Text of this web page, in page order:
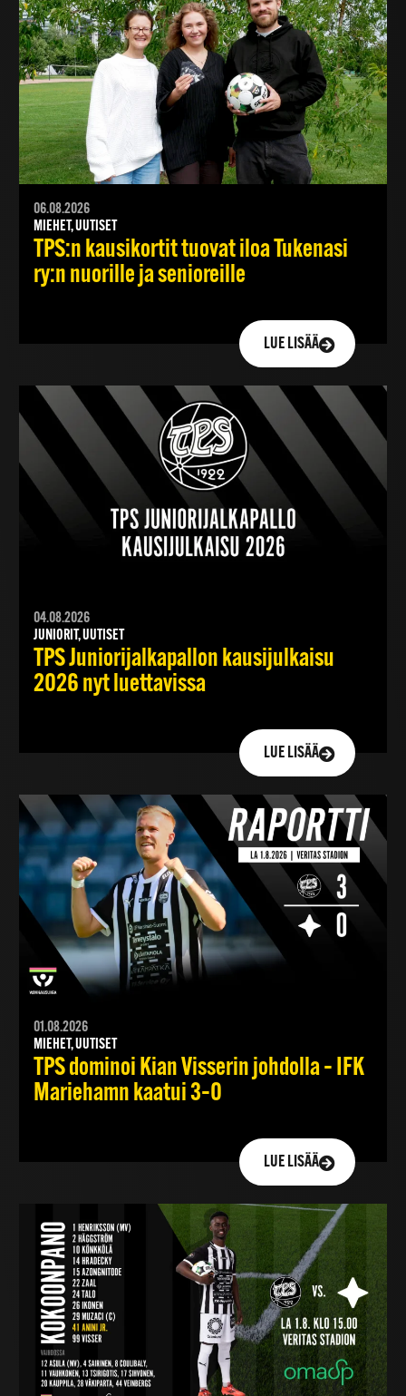
06.08.2026
MIEHET, UUTISET
TPS:n kausikortit tuovat iloa Tukenasi
ry:n nuorille ja senioreille
LUE LISÄÄ
04.08.2026
JUNIORIT, UUTISET
TPS Juniorijalkapallon kausijulkaisu
2026 nyt luettavissa
LUE LISÄÄ
01.08.2026
MIEHET, UUTISET
TPS dominoi Kian Visserin johdolla – IFK
Mariehamn kaatui 3–0
LUE LISÄÄ